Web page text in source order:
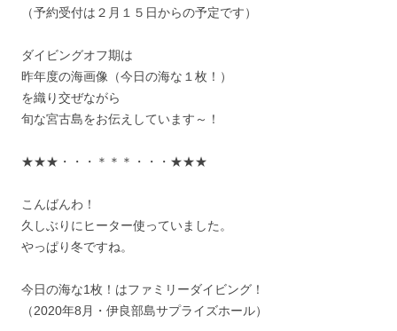
（予約受付は２月１５日からの予定です）
ダイビングオフ期は
昨年度の海画像（今日の海な１枚！）
を織り交ぜながら
旬な宮古島をお伝えしています～！
★★★・・・＊＊＊・・・★★★
こんばんわ！
久しぶりにヒーター使っていました。
やっぱり冬ですね。
今日の海な1枚！はファミリーダイビング！
（2020年8月・伊良部島サプライズホール）